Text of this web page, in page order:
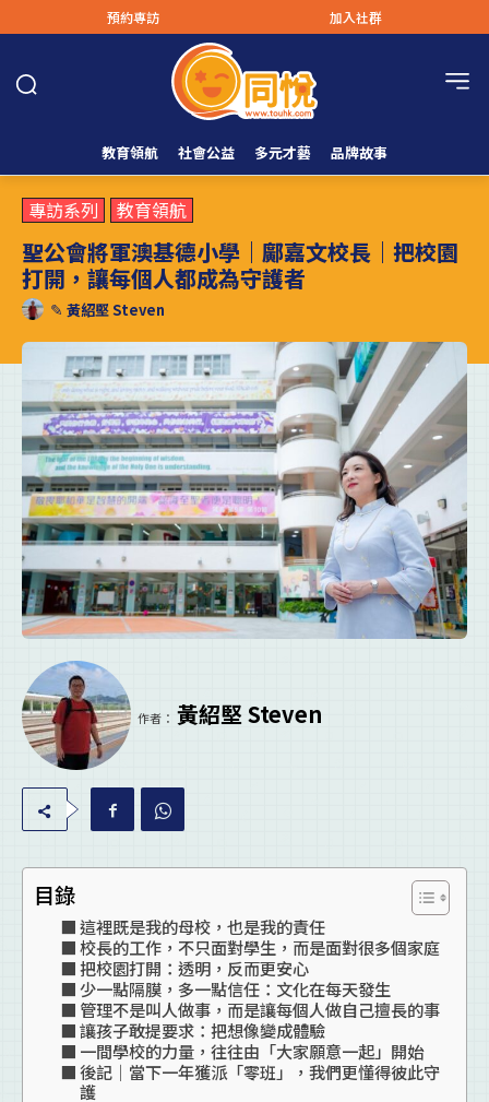
預約專訪 加入社群
教育領航 社會公益 多元才藝 品牌故事
專訪系列 教育領航
聖公會將軍澳基德小學｜鄺嘉文校長｜把校園
打開，讓每個人都成為守護者
✎ 黃紹堅 Steven
作者： 黃紹堅 Steven
目錄
這裡既是我的母校，也是我的責任
校長的工作，不只面對學生，而是面對很多個家庭
把校園打開：透明，反而更安心
少一點隔膜，多一點信任：文化在每天發生
管理不是叫人做事，而是讓每個人做自己擅長的事
讓孩子敢提要求：把想像變成體驗
一間學校的力量，往往由「大家願意一起」開始
後記｜當下一年獲派「零班」，我們更懂得彼此守
護